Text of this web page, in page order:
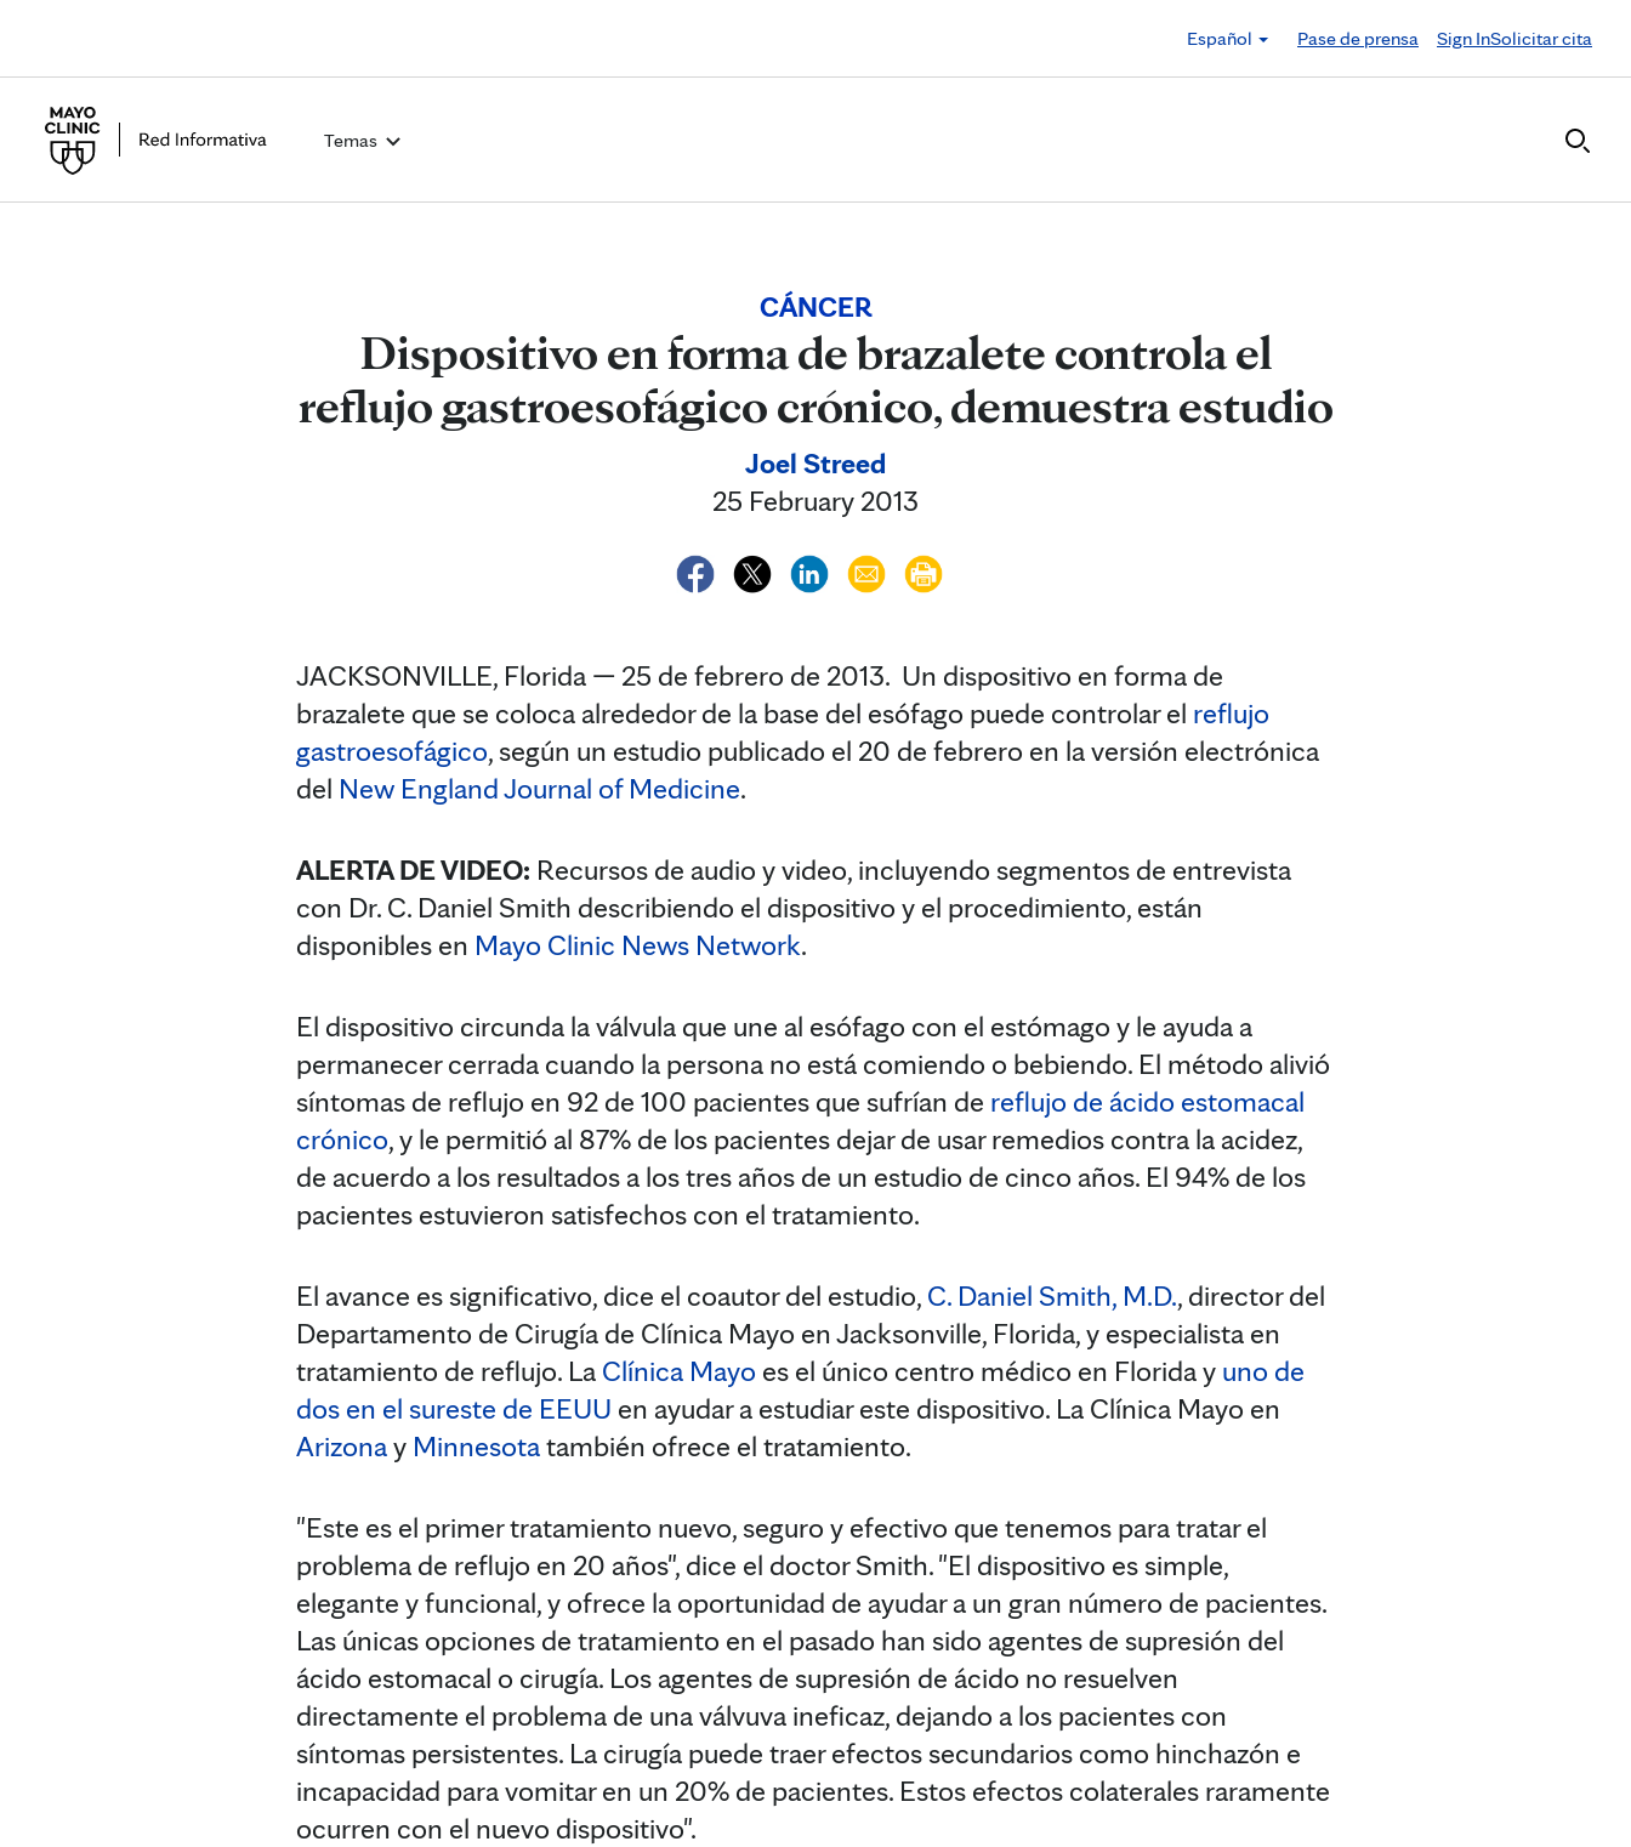
Español
Pase de prensa Sign InSolicitar cita
Temas
CÁNCER
Dispositivo en forma de brazalete controla el
reflujo gastroesofágico crónico, demuestra estudio
Joel Streed
25 February 2013
JACKSONVILLE, Florida — 25 de febrero de 2013. Un dispositivo en forma de
brazalete que se coloca alrededor de la base del esófago puede controlar el reflujo
gastroesofágico, según un estudio publicado el 20 de febrero en la versión electrónica
del New England Journal of Medicine.
ALERTA DE VIDEO: Recursos de audio y video, incluyendo segmentos de entrevista
con Dr. C. Daniel Smith describiendo el dispositivo y el procedimiento, están
disponibles en Mayo Clinic News Network.
El dispositivo circunda la válvula que une al esófago con el estómago y le ayuda a
permanecer cerrada cuando la persona no está comiendo o bebiendo. El método alivió
síntomas de reflujo en 92 de 100 pacientes que sufrían de reflujo de ácido estomacal
crónico, y le permitió al 87% de los pacientes dejar de usar remedios contra la acidez,
de acuerdo a los resultados a los tres años de un estudio de cinco años. El 94% de los
pacientes estuvieron satisfechos con el tratamiento.
El avance es significativo, dice el coautor del estudio, C. Daniel Smith, M.D., director del
Departamento de Cirugía de Clínica Mayo en Jacksonville, Florida, y especialista en
tratamiento de reflujo. La Clínica Mayo es el único centro médico en Florida y uno de
dos en el sureste de EEUU en ayudar a estudiar este dispositivo. La Clínica Mayo en
Arizonay Minnesotatambién ofrece el tratamiento.
"Este es el primer tratamiento nuevo, seguro y efectivo que tenemos para tratar el
problema de reflujo en 20 años", dice el doctor Smith. "El dispositivo es simple,
elegante y funcional, y ofrece la oportunidad de ayudar a un gran número de pacientes.
Las únicas opciones de tratamiento en el pasado han sido agentes de supresión del
ácido estomacal o cirugía. Los agentes de supresión de ácido no resuelven
directamente el problema de una válvuva ineficaz, dejando a los pacientes con
síntomas persistentes. La cirugía puede traer efectos secundarios como hinchazón e
incapacidad para vomitar en un 20% de pacientes. Estos efectos colaterales raramente
ocurren con el nuevo dispositivo".